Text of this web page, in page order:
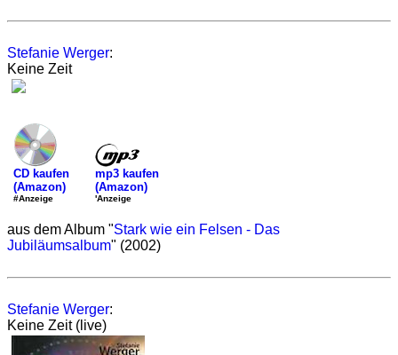
Stefanie Werger:
Keine Zeit
CD kaufen
(Amazon)
#Anzeige
mp3 kaufen
(Amazon)
'Anzeige
aus dem Album "Stark wie ein Felsen - Das
Jubiläumsalbum" (2002)
Stefanie Werger:
Keine Zeit (live)